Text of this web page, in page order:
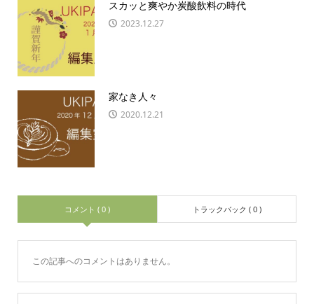
スカッと爽やか炭酸飲料の時代
2023.12.27
家なき人々
2020.12.21
コメント ( 0 ) トラックバック ( 0 )
この記事へのコメントはありません。